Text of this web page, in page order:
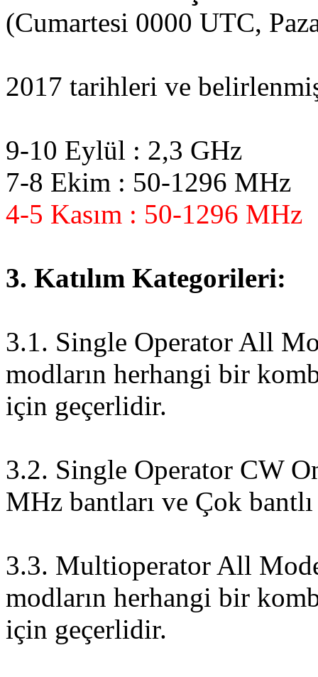
(Cumartesi 0000 UTC,
2017 tarihleri ​​ve
9-10 Eylül : 2,3 GHz
7-8 Ekim : 50-1296 MHz
4-5 Kasım : 50-1296 MHz
3. Katılım Kategorileri:
3.1. Single Operator All
modların herhangi bir
için geçerlidir.
3.2. Single Operator CW
MHz bantları ve Çok
3.3. Multioperator All
modların herhangi bir
için geçerlidir.